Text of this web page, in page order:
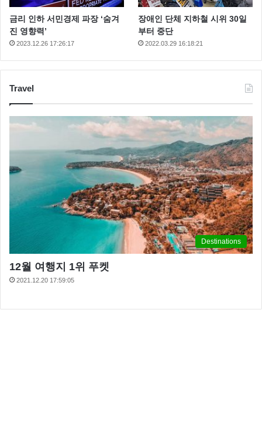
금리 인하 서민경제 파장 ‘숨겨
진 영향력’
2023.12.26 17:26:17
장애인 단체 지하철 시위 30일
부터 중단
2022.03.29 16:18:21
Travel
Destinations
12월 여행지 1위 푸켓
2021.12.20 17:59:05